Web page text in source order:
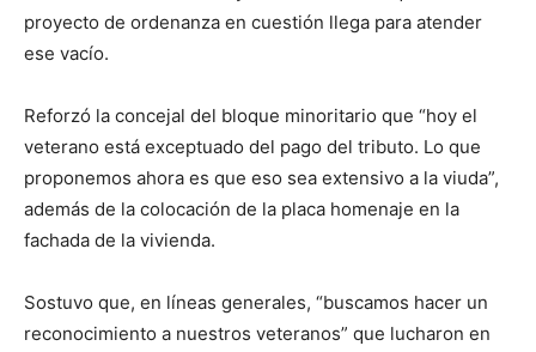
proyecto de ordenanza en cuestión llega para atender
ese vacío.
Reforzó la concejal del bloque minoritario que “hoy el
veterano está exceptuado del pago del tributo. Lo que
proponemos ahora es que eso sea extensivo a la viuda”,
además de la colocación de la placa homenaje en la
fachada de la vivienda.
Sostuvo que, en líneas generales, “buscamos hacer un
reconocimiento a nuestros veteranos” que lucharon en